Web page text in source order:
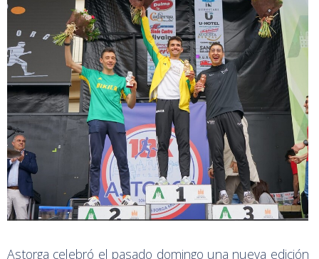
Astorga celebró el pasado domingo una nueva edición